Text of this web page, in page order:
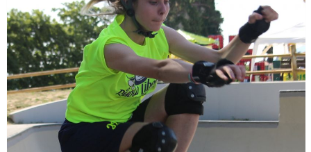
Luglio 2026: "Pensando con i piedi, si possono fare le
rivoluzioni"